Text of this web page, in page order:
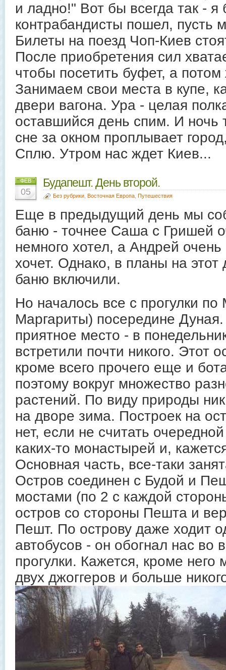
и ладно!" Вот бы всегда так - я
контрабандисты пошел, пусть
Билеты на поезд Чоп-Киев
После приобретения сил
чтобы посетить буфет, а
Занимаем свои места в купе,
двери вагона. Ура - целая
оставшийся день спим. И ночь
сне за окном проплывает
Сплю. Утром нас ждет Киев...
ФЕВ
05
Будапешт. День второй.
Без рубрики Восточная Европа Путешествия
Еще в предыдущий день мы
баню - точнее Саша с Гришей
немного хотел, а Андрей
хочет. Однако, в планы на
баню включили.
Но началось все с прогулки по
Маргариты) посередине
приятное место - в
встретили почти никого. Этот
кроме всего прочего еще и
поэтому вокруг множество
растений. По виду природы
на дворе зима. Построек на
нет, если не считать
каких-то монастырей и,
Основная часть, все-таки
Остров соединен с Будой и
мостами (по 2 с каждой
остров со стороны Пешта и
Пешт. По острову даже ходит
автобусов - он обогнал нас во
прогулки. Кажется, кроме
двух джоггеров и больше